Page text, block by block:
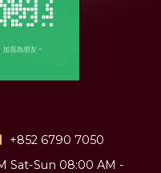
+852 6790 7050
Sat-Sun 08:00 AM -